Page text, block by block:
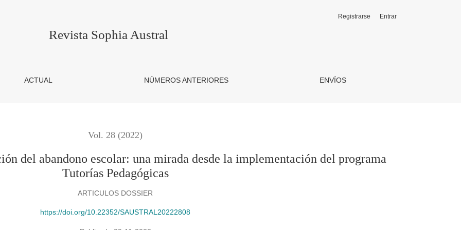
escolar: una mirada desde la implementación del programa Tutorías Pedagógicas
Revista Sophia Austral
ACTUAL NÚMEROS ANTERIORES ENVÍOS
Registrarse Entrar
Vol. 28 (2022)
del abandono escolar: una mirada desde la implementación del programa
Tutorías Pedagógicas
ARTICULOS DOSSIER
https://doi.org/10.22352/SAUSTRAL20222808